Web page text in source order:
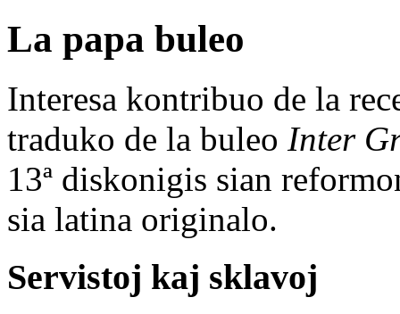
La papa buleo
Interesa kontribuo de la
traduko de la buleo Inter
13ª diskonigis sian
sia latina originalo.
Servistoj kaj sklavoj